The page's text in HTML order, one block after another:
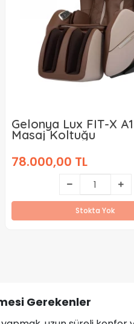
Gelonya Lux FIT-X
Masaj Koltuğu
78.000,00 TL
Stokta Yok
Gerekenler